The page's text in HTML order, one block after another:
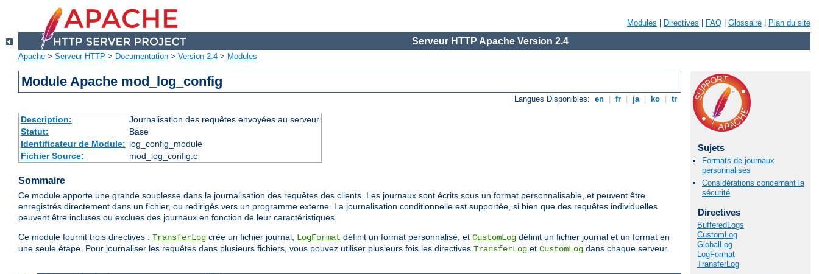
Modules Directives FAQ Glossaire Plan du site
Serveur HTTP Apache Version 2.4
Apache > Serveur HTTP > Documentation > Version 2.4 > Modules
Module Apache mod_log_config
Langues Disponibles: en fr ja ko tr
Description:
Journalisation des requêtes envoyées au serveur
Statut:
Base
Identificateur de Module: log_config_module
Fichier Source:
mod_log_config.c
Sommaire
Ce module apporte une grande souplesse dans la journalisation des requêtes des clients. Les journaux sont écrits sous un format personnalisable, et peuvent être
enregistrés directement dans un fichier, ou redirigés vers un programme externe. La journalisation conditionnelle est supportée, si bien que des requêtes individuelles
peuvent être incluses ou exclues des journaux en fonction de leur caractéristiques.
Ce module fournit trois directives : TransferLog crée un fichier journal, LogFormat définit un format personnalisé, et CustomLog définit un fichier journal et un format en
une seule étape. Pour journaliser les requêtes dans plusieurs fichiers, vous pouvez utiliser plusieurs fois les directives TransferLog et CustomLog dans chaque serveur.
Sujets
Formats de journaux
personnalisés
Considérations concernant la
sécurité
Directives
BufferedLogs
CustomLog
GlobalLog
LogFormat
TransferLog